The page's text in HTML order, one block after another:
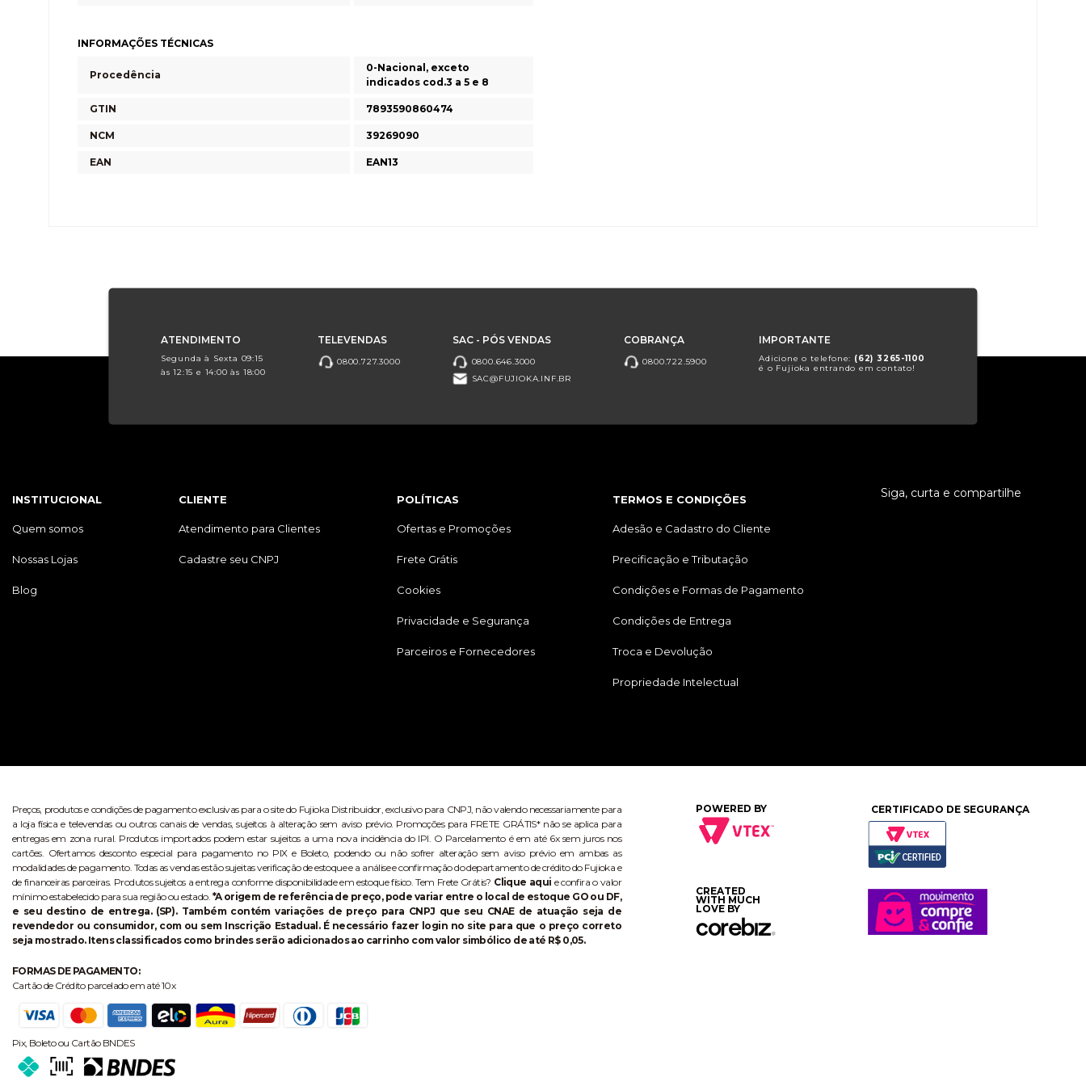
INFORMAÇÕES TÉCNICAS
Procedência
0-Nacional, exceto
indicados cod.3 a 5 e 8
GTIN 7893590860474
NCM 39269090
EAN EAN13
ATENDIMENTO
Segunda à Sexta 09:15
às 12:15 e 14:00 às 18:00
TELEVENDAS
0800.727.3000
SAC - PÓS VENDAS
0800.646.3000
SAC@FUJIOKA.INF.BR
COBRANÇA
0800.722.5900
IMPORTANTE
Adicione o telefone: (62) 3265-1100
é o Fujioka entrando em contato!
INSTITUCIONAL
Quem somos
Nossas Lojas
Blog
CLIENTE
Atendimento para Clientes
Cadastre seu CNPJ
POLÍTICAS
Ofertas e Promoções
Frete Grátis
Cookies
Privacidade e Segurança
Parceiros e Fornecedores
TERMOS E CONDIÇÕES
Adesão e Cadastro do Cliente
Precificação e Tributação
Condições e Formas de Pagamento
Condições de Entrega
Troca e Devolução
Propriedade Intelectual
Siga, curta e compartilhe
Preços, produtos e condições de pagamento exclusivas para o site do Fujioka Distribuidor, exclusivo para CNPJ, não valendo necessariamente para
a loja física e televendas ou outros canais de vendas, sujeitos à alteração sem aviso prévio. Promoções para FRETE GRÁTIS* não se aplica para
entregas em zona rural. Produtos importados podem estar sujeitos a uma nova incidência do IPI. O Parcelamento é em até 6x sem juros nos
cartões. Ofertamos desconto especial para pagamento no PIX e Boleto, podendo ou não sofrer alteração sem aviso prévio em ambas as
modalidades de pagamento. Todas as vendas estão sujeitas verificação de estoque e a análise e confirmação do departamento de crédito do Fujioka e
de financeiras parceiras. Produtos sujeitos a entrega conforme disponibilidade em estoque físico. Tem Frete Grátis? Clique aqui e confira o valor
mínimo estabelecido para sua região ou estado. *A origem de referência de preço, pode variar entre o local de estoque GO ou DF,
e seu destino de entrega. (SP). Também contém variações de preço para CNPJ que seu CNAE de atuação seja de
revendedor ou consumidor, com ou sem Inscrição Estadual. É necessário fazer login no site para que o preço correto
seja mostrado. Itens classificados como brindes serão adicionados ao carrinho com valor simbólico de até R$ 0,05.
FORMAS DE PAGAMENTO:
Cartão de Crédito parcelado em até 10x
Pix, Boleto ou Cartão BNDES
POWERED BY
CREATED
WITH MUCH
LOVE BY
CERTIFICADO DE SEGURANÇA